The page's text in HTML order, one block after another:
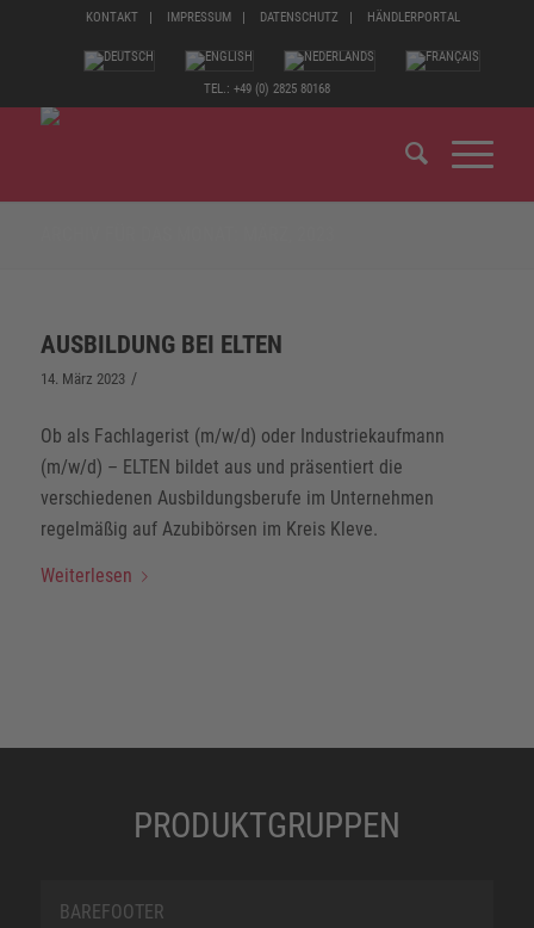
KONTAKT IMPRESSUM DATENSCHUTZ HÄNDLERPORTAL
TEL.: +49 (0) 2825 80168
AUSBILDUNG BEI ELTEN
14. März 2023 /
Ob als Fachlagerist (m/w/d) oder Industriekaufmann
(m/w/d) – ELTEN bildet aus und präsentiert die
verschiedenen Ausbildungsberufe im Unternehmen
regelmäßig auf Azubibörsen im Kreis Kleve.
Weiterlesen
PRODUKTGRUPPEN
BAREFOOTER